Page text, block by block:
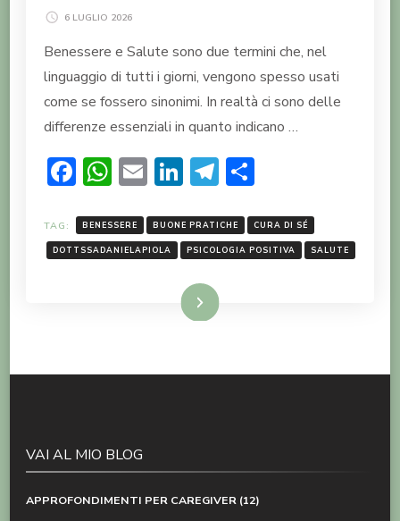
6 LUGLIO 2026
Benessere e Salute sono due termini che, nel
linguaggio di tutti i giorni, vengono spesso usati
come se fossero sinonimi. In realtà ci sono delle
differenze essenziali in quanto indicano …
Facebook
WhatsApp
EmailLinkedIn
Telegram
TAG: BENESSERE BUONE PRATICHE CURA DI SÉ
DOTTSSADANIELAPIOLA PSICOLOGIA POSITIVA SALUTE
LEGGI TUTTO
VAI AL MIO BLOG
APPROFONDIMENTI PER CAREGIVER (12)